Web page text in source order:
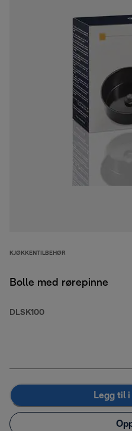
KJØKKENTILBEHØR
Bolle med rørepinne
DLSK100
Legg til